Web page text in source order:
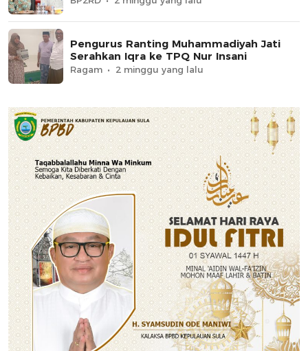
Pengurus Ranting Muhammadiyah Jati
Serahkan Iqra ke TPQ Nur Insani
Ragam 2 minggu yang lalu